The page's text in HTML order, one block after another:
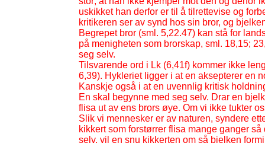
uskikket han derfor er til å tilrettevise og
kritikeren ser av synd hos sin bror, og
Begrepet bror (sml. 5,22.47) kan stå for
på menigheten som brorskap, sml. 18,15;
seg selv.
Tilsvarende ord i Lk (6,41f) kommer ikke
6,39). Hykleriet ligger i at en aksepterer en
Kanskje også i at en uvennlig kritisk
En skal begynne med seg selv. Drar en
flisa ut av ens brors øye. Om vi ikke tukter
Slik vi mennesker er av naturen, syndere
kikkert som forstørrer flisa mange ganger
selv, vil en snu kikkerten om så bjelken